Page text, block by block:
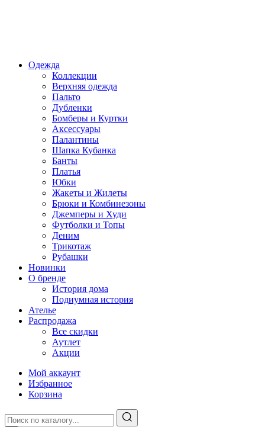
Одежда
Коллекции
Верхняя одежда
Пальто
Дубленки
Бомберы и Куртки
Аксессуары
Палантины
Шапка Кубанка
Банты
Платья
Юбки
Жакеты и Жилеты
Брюки и Комбинезоны
Джемперы и Худи
Футболки и Топы
Деним
Трикотаж
Рубашки
Новинки
О бренде
История дома
Подиумная история
Ателье
Распродажа
Все скидки
Аутлет
Акции
Мой аккаунт
Избранное
Корзина